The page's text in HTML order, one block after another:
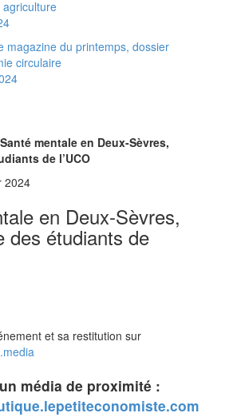
Santé mentale en Deux-Sèvres,
de l’UCO
2024
en Deux-Sèvres,
des étudiants de
et sa restitution sur
média de proximité :